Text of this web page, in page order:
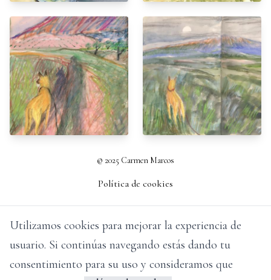
© 2025 Carmen Marcos
Política de cookies
Utilizamos cookies para mejorar la experiencia de
usuario. Si continúas navegando estás dando tu
consentimiento para su uso y consideramos que